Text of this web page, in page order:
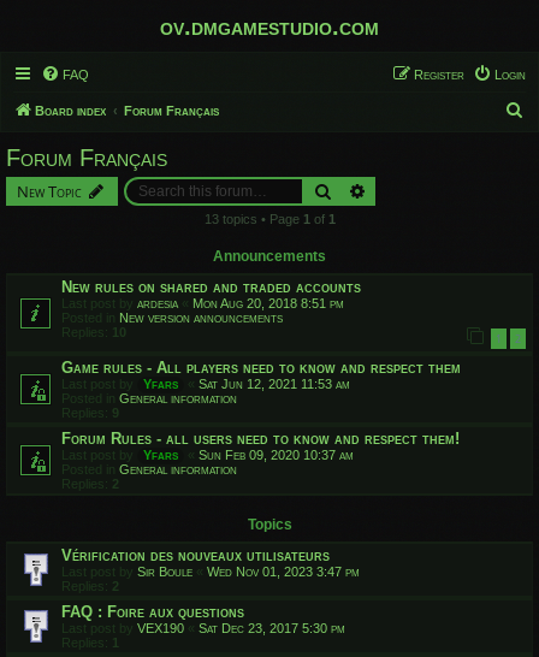
ov.dmgamestudio.com
FAQ Login
Register
Board index Forum Français
Forum Français
New Topic Search
13 topics • Page 1 of 1
Announcements
New rules on shared and traded accounts
Last post by ardesia « Mon Aug 20, 2018 8:51 pm
Posted in New version announcements
Replies: 10 1 2
Game rules - All players need to know and respect them
Last post by Yfars « Sat Jun 12, 2021 11:53 am
Posted in General information
Replies: 9
Forum Rules - all users need to know and respect them!
Last post by Yfars « Sun Feb 09, 2020 10:37 am
Posted in General information
Replies: 2
Topics
Vérification des nouveaux utilisateurs
Last post by Sir Boule « Wed Nov 01, 2023 3:47 pm
Replies: 2
FAQ : Foire aux questions
Last post by VEX190 « Sat Dec 23, 2017 5:30 pm
Replies: 1